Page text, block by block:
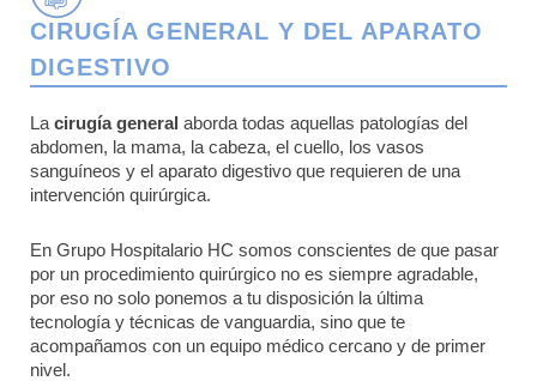
CIRUGÍA GENERAL Y DEL APARATO
DIGESTIVO
La cirugía general aborda todas aquellas patologías del
abdomen, la mama, la cabeza, el cuello, los vasos
sanguíneos y el aparato digestivo que requieren de una
intervención quirúrgica.
En Grupo Hospitalario HC somos conscientes de que pasar
por un procedimiento quirúrgico no es siempre agradable,
por eso no solo ponemos a tu disposición la última
tecnología y técnicas de vanguardia, sino que te
acompañamos con un equipo médico cercano y de primer
nivel.